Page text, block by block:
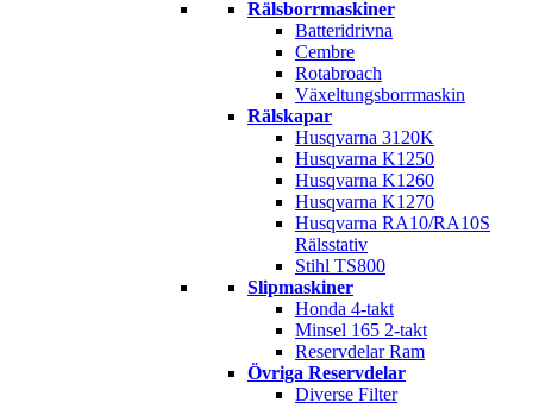
Rälsborrmaskiner
Batteridrivna
Cembre
Rotabroach
Växeltungsborrmaskin
Rälskapar
Husqvarna 3120K
Husqvarna K1250
Husqvarna K1260
Husqvarna K1270
Husqvarna RA10/RA10S
Rälsstativ
Stihl TS800
Slipmaskiner
Honda 4-takt
Minsel 165 2-takt
Reservdelar Ram
Övriga Reservdelar
Diverse Filter